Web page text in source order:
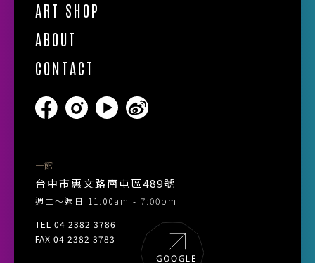
ART SHOP
ABOUT
CONTACT
一館
台中市惠文路南屯區489號
週二～週日 11:00am - 7:00pm
TEL 04 2382 3786
FAX 04 2382 3783